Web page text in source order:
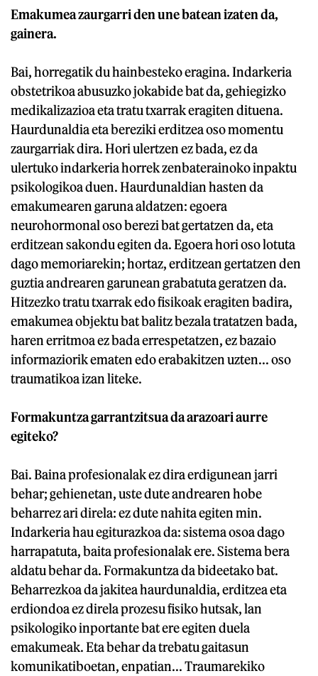
Emakumea zaurgarri den une batean izaten da,
gainera.
Bai, horregatik du hainbesteko eragina. Indarkeria
obstetrikoa abusuzko jokabide bat da, gehiegizko
medikalizazioa eta tratu txarrak eragiten dituena.
Haurdunaldia eta bereziki erditzea oso momentu
zaurgarriak dira. Hori ulertzen ez bada, ez da
ulertuko indarkeria horrek zenbaterainoko inpaktu
psikologikoa duen. Haurdunaldian hasten da
emakumearen garuna aldatzen: egoera
neurohormonal oso berezi bat gertatzen da, eta
erditzean sakondu egiten da. Egoera hori oso lotuta
dago memoriarekin; hortaz, erditzean gertatzen den
guztia andrearen garunean grabatuta geratzen da.
Hitzezko tratu txarrak edo fisikoak eragiten badira,
emakumea objektu bat balitz bezala tratatzen bada,
haren erritmoa ez bada errespetatzen, ez bazaio
informaziorik ematen edo erabakitzen uzten... oso
traumatikoa izan liteke.
Formakuntza garrantzitsua da arazoari aurre
egiteko?
Bai. Baina profesionalak ez dira erdigunean jarri
behar; gehienetan, uste dute andrearen hobe
beharrez ari direla: ez dute nahita egiten min.
Indarkeria hau egiturazkoa da: sistema osoa dago
harrapatuta, baita profesionalak ere. Sistema bera
aldatu behar da. Formakuntza da bideetako bat.
Beharrezkoa da jakitea haurdunaldia, erditzea eta
erdiondoa ez direla prozesu fisiko hutsak, lan
psikologiko inportante bat ere egiten duela
emakumeak. Eta behar da trebatu gaitasun
komunikatiboetan, enpatian... Traumarekiko